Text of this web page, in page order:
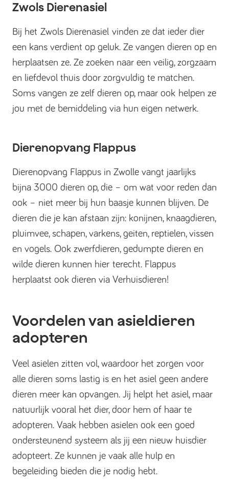
Zwols Dierenasiel
Bij het Zwols Dierenasiel vinden ze dat ieder dier
een kans verdient op geluk. Ze vangen dieren op en
herplaatsen ze. Ze zoeken naar een veilig, zorgzaam
en liefdevol thuis door zorgvuldig te matchen.
Soms vangen ze zelf dieren op, maar ook helpen ze
jou met de bemiddeling via hun eigen netwerk.
Dierenopvang Flappus
Dierenopvang Flappus in Zwolle vangt jaarlijks
bijna 3000 dieren op, die – om wat voor reden dan
ook – niet meer bij hun baasje kunnen blijven. De
dieren die je kan afstaan zijn: konijnen, knaagdieren,
pluimvee, schapen, varkens, geiten, reptielen, vissen
en vogels. Ook zwerfdieren, gedumpte dieren en
wilde dieren kunnen hier terecht. Flappus
herplaatst ook dieren via Verhuisdieren!
Voordelen van asieldieren
adopteren
Veel asielen zitten vol, waardoor het zorgen voor
alle dieren soms lastig is en het asiel geen andere
dieren meer kan opvangen. Jij helpt het asiel, maar
natuurlijk vooral het dier, door hem of haar te
adopteren. Vaak hebben asielen ook een goed
ondersteunend systeem als jij een nieuw huisdier
adopteert. Ze kunnen je vaak alle hulp en
begeleiding bieden die je nodig hebt.